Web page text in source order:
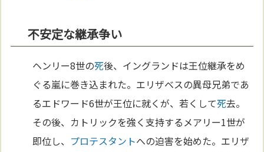
不安定な継承争い
ヘンリー8世の死後、イングランドは王位継承をめ
ぐる嵐に巻き込まれた。エリザベスの異母兄弟であ
るエドワード6世が王位に就くが、若くして死去。
その後、カトリックを強く支持するメアリー1世が
即位し、 プロテスタントへの迫害を始めた。エリザ